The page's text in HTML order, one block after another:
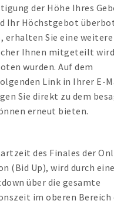
der Höhe Ihres
Ihr Höchstgebot
erhalten Sie eine
Ihnen mitgeteilt
wurden. Auf dem
Link in Ihrer E-
Sie direkt zu dem
erneut bieten.
des Finales der
(Bid Up), wird durch
über die gesamte
im oberen Bereich